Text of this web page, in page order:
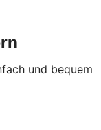
und bequem